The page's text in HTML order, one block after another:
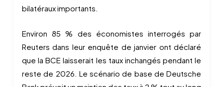
bilatéraux importants.
Environ 85 % des économistes interrogés par
Reuters dans leur enquête de janvier ont déclaré
que la BCE laisserait les taux inchangés pendant le
reste de 2026. Le scénario de base de Deutsche